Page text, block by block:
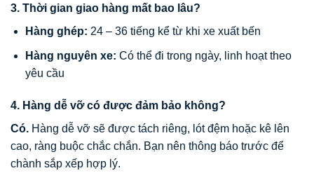
3. Thời gian giao hàng mất bao lâu?
Hàng ghép: 24 – 36 tiếng kể từ khi xe xuất bến
Hàng nguyên xe: Có thể đi trong ngày, linh hoạt theo
yêu cầu
4. Hàng dễ vỡ có được đảm bảo không?
Có. Hàng dễ vỡ sẽ được tách riêng, lót đệm hoặc kê lên
cao, ràng buộc chắc chắn. Bạn nên thông báo trước để
chành sắp xếp hợp lý.